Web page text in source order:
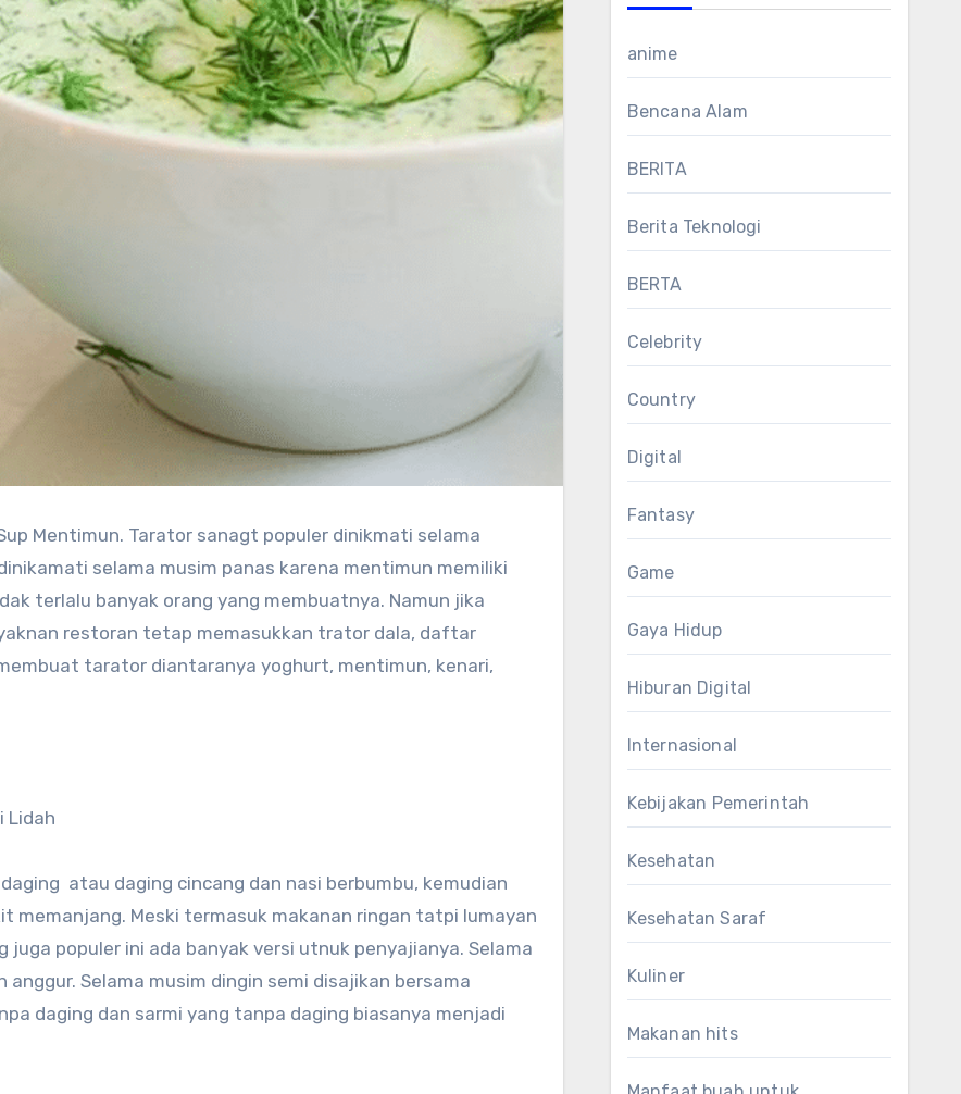
Mentimun. Tarator sanagt populer dinikmati selama
selama musim panas karena mentimun memiliki
terlalu banyak orang yang membuatnya. Namun jika
restoran tetap memasukkan trator dala, daftar
tarator diantaranya yoghurt, mentimun, kenari,
atau daging cincang dan nasi berbumbu, kemudian
memanjang. Meski termasuk makanan ringan tatpi lumayan
populer ini ada banyak versi utnuk penyajianya. Selama
Selama musim dingin semi disajikan bersama
daging dan sarmi yang tanpa daging biasanya menjadi
anime
Bencana Alam
BERITA
Berita Teknologi
BERTA
Celebrity
Country
Digital
Fantasy
Game
Gaya Hidup
Hiburan Digital
Internasional
Kebijakan Pemerintah
Kesehatan
Kesehatan Saraf
Kuliner
Makanan hits